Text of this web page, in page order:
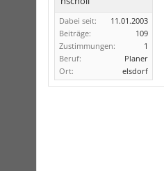
Dabei seit:
11.01.2003
Beiträge:
109
Zustimmungen:
1
Beruf:
Planer
Ort:
elsdorf